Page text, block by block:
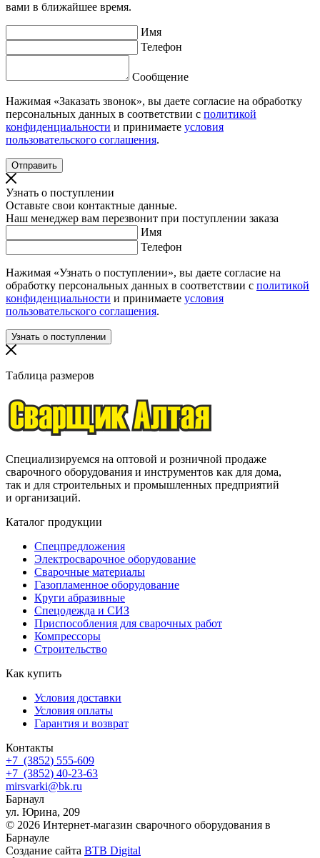
вами в ближайшее время.
Имя
Телефон
Сообщение
Нажимая «Заказать звонок», вы даете согласие на обработку
персональных данных в соответствии с политикой
конфиденциальности и принимаете условия
пользовательского соглашения.
Узнать о поступлении
Оставьте свои контактные данные.
Наш менеджер вам перезвонит при поступлении заказа
Имя
Телефон
Нажимая «Узнать о поступлении», вы даете согласие на
обработку персональных данных в соответствии с политикой
конфиденциальности и принимаете условия
пользовательского соглашения.
Таблица размеров
Специализируемся на оптовой и розничной продаже
сварочного оборудования и инструментов как для дома,
так и для строительных и промышленных предприятий
и организаций.
Каталог продукции
Спецпредложения
Электросварочное оборудование
Сварочные материалы
Газопламенное оборудование
Круги абразивные
Спецодежда и СИЗ
Приспособления для сварочных работ
Компрессоры
Строительство
Как купить
Условия доставки
Условия оплаты
Гарантия и возврат
Контакты
+7 (3852) 555-609
+7 (3852) 40-23-63
mirsvarki@bk.ru
Барнаул
ул. Юрина, 209
© 2026 Интернет-магазин сварочного оборудования в
Барнауле
Создание сайта BTB Digital